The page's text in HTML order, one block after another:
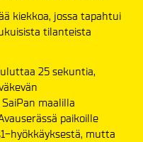
kiekkoa, jossa tapahtui
tilanteista
25 sekuntia,
maalilla
paikoille
hyökkäyksestä, mutta